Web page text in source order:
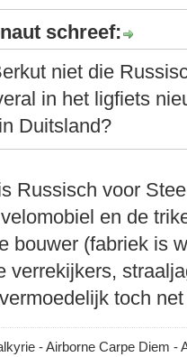
schreef:
niet die
in het ligfiets
Duitsland?
Russisch voor
en de
bouwer (fabriek is
verrekijkers,
toch
- Airborne Carpe Diem -